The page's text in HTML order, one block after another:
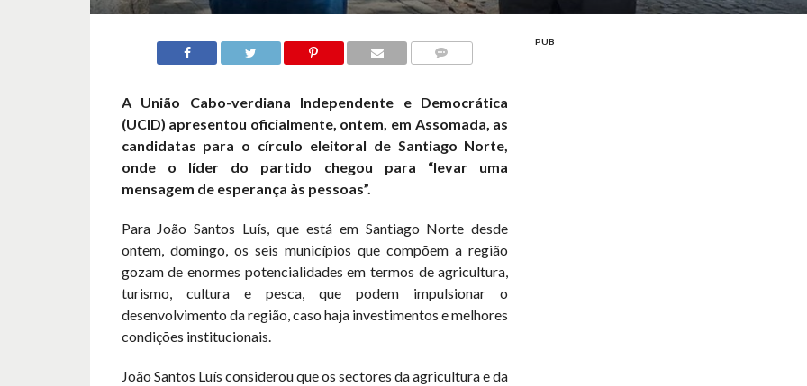
A União Cabo-verdiana Independente e Democrática
(UCID) apresentou oficialmente, ontem, em Assomada, as
candidatas para o círculo eleitoral de Santiago Norte,
onde o líder do partido chegou para “levar uma
mensagem de esperança às pessoas”.
Para João Santos Luís, que está em Santiago Norte desde
ontem, domingo, os seis municípios que compõem a região
gozam de enormes potencialidades em termos de agricultura,
turismo, cultura e pesca, que podem impulsionar o
desenvolvimento da região, caso haja investimentos e melhores
condições institucionais.
João Santos Luís considerou que os sectores da agricultura e da
PUB